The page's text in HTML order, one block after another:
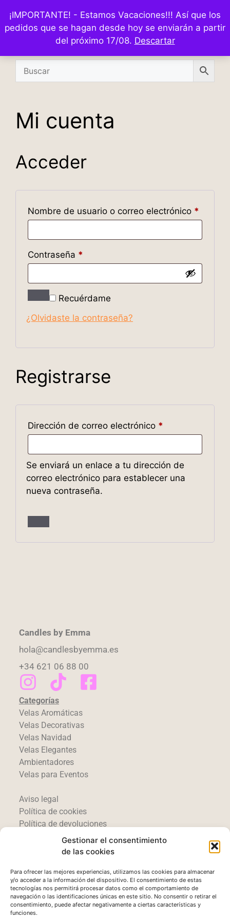
Gestionar el consentimiento
de las cookies
Para ofrecer las mejores experiencias, utilizamos las cookies para almacenar
y/o acceder a la información del dispositivo. El consentimiento de estas
tecnologías nos permitirá procesar datos como el comportamiento de
navegación o las identificaciones únicas en este sitio. No consentir o retirar el
consentimiento, puede afectar negativamente a ciertas características y
funciones.
¡IMPORTANTE! - Estamos Vacaciones!!! Así que los
pedidos que se hagan desde hoy se enviarán a partir
del próximo 17/08. Descartar
Mi cuenta
Acceder
Nombre de usuario o correo electrónico *
Contraseña *
Recuérdame
¿Olvidaste la contraseña?
Registrarse
Dirección de correo electrónico *
Se enviará un enlace a tu dirección de
correo electrónico para establecer una
nueva contraseña.
Candles by Emma
hola@candlesbyemma.es
+34 621 06 88 00
Categorías
Velas Aromáticas
Velas Decorativas
Velas Navidad
Velas Elegantes
Ambientadores
Velas para Eventos
Aviso legal
Política de cookies
Política de devoluciones
© 2025 Candles by Emma